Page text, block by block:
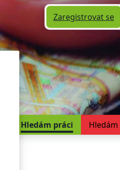
Zaregistrovat se
Hledám práci